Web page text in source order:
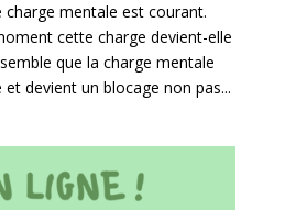
mentale est courant.
cette charge devient-elle
que la charge mentale
devient un blocage non pas...